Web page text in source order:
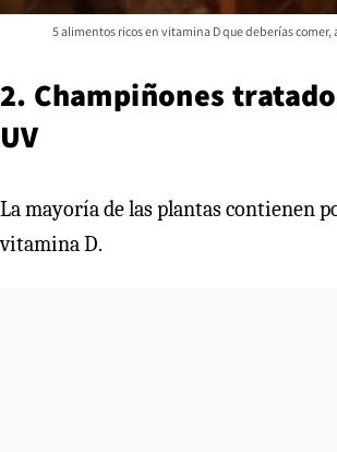
5 alimentos ricos en vitamina D que deberías
2. Champiñones
UV
La mayoría de las plantas contienen
vitamina D.